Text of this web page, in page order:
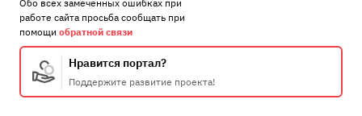
Обо всех замеченных ошибках при
работе сайта просьба сообщать при
помощи обратной связи
Нравится портал?
Поддержите развитие проекта!